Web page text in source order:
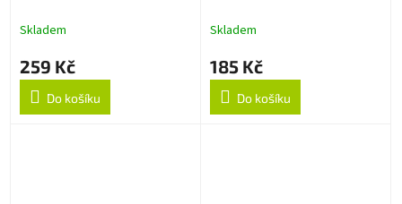
Skladem
259 Kč
Do košíku
Skladem
185 Kč
Do košíku